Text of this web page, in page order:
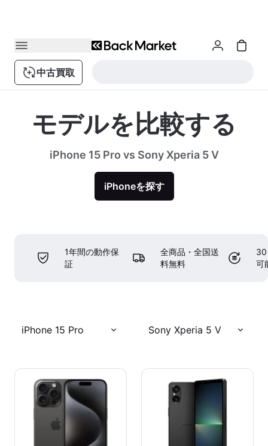
中古買取
モデルを比較する
iPhone 15 Pro vs Sony Xperia 5 V
iPhoneを探す
1年間の動作保
証
全商品・全国送
料無料
30
可
iPhone 15 Pro Sony Xperia 5 V